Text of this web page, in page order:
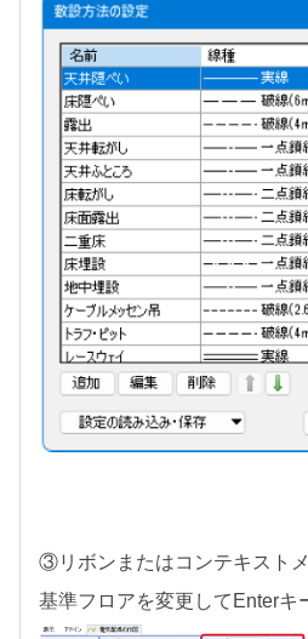
③リボンまたはコンテキスト
基準フロアを変更してEnterキ